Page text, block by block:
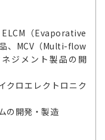
（Evaporative
、MCV（Multi-flow
ジメント製品の開
クロエレクトロニク
の開発・製造